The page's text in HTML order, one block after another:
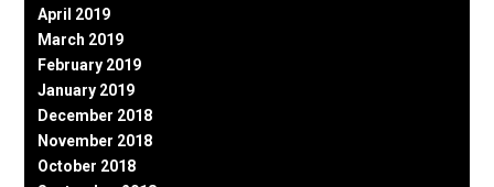
April 2019
March 2019
February 2019
January 2019
December 2018
November 2018
October 2018